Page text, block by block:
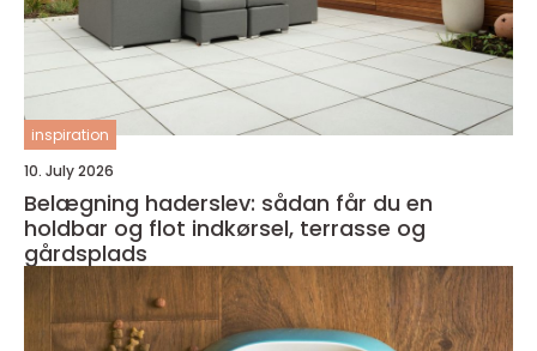
inspiration
10. July 2026
Belægning haderslev: sådan får du en
holdbar og flot indkørsel, terrasse og
gårdsplads